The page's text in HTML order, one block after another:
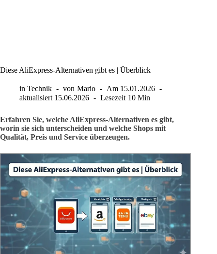
Diese AliExpress-Alternativen gibt es | Überblick
in Technik von Mario Am 15.01.2026
aktualisiert 15.06.2026 Lesezeit 10 Min
Erfahren Sie, welche AliExpress-Alternativen es gibt,
worin sie sich unterscheiden und welche Shops mit
Qualität, Preis und Service überzeugen.